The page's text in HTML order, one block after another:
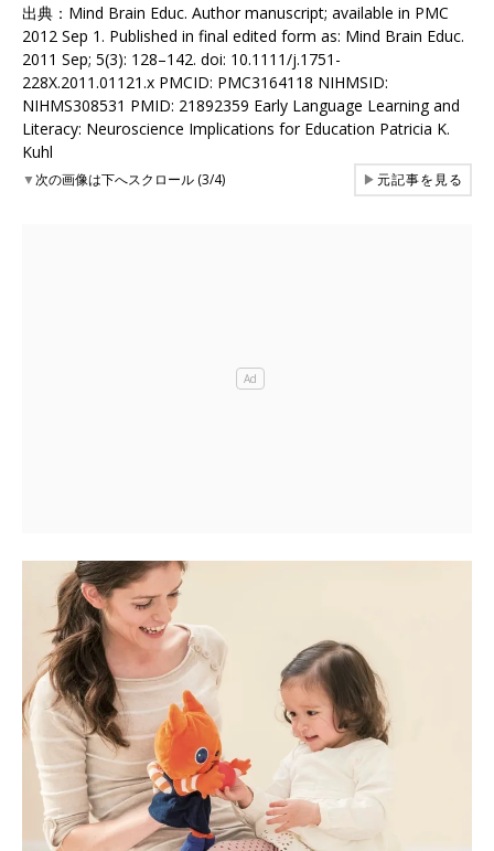
出典：Mind Brain Educ. Author manuscript; available in PMC
2012 Sep 1. Published in final edited form as: Mind Brain Educ.
2011 Sep; 5(3): 128–142. doi: 10.1111/j.1751-
228X.2011.01121.x PMCID: PMC3164118 NIHMSID:
NIHMS308531 PMID: 21892359 Early Language Learning and
Literacy: Neuroscience Implications for Education Patricia K.
Kuhl
▼次の画像は下へスクロール (3/4) ▶元記事を見る